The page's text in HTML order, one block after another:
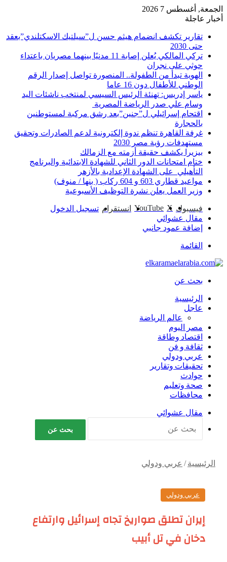
الجمعة, أغسطس 7 2026
أخبار عاجلة
تقارير تكشف انضمام هيثم حسن ل”سيلتيك الاسكتلندي”بعقد
حتى 2030
تركي المالكي يُعلن إصابة 11 مدنيًا بينهما مصريان باعتداء
حوثي على نجران
الهوية تبدأ من الطفولة.. المنصورة تواصل إصدار الرقم
الوطني للأطفال دون 16 عاما
ياسر إدريس: تهنئة الرئيس السيسي لمنتخب ناشئات اليد
وسام علي صدر الرياضة المصرية
اقتحام إسرائيلي ل”جنين”بعد رشق مركبة لمستوطنين
بالحجارة
غرفة القاهرة تنظم ندوة إلكترونية لدعم الصادرات وتحقيق
مستهدفات رؤية مصر 2030
بيزيرا يكشف حقيقة أزمته مع الزمالك
ختام امتحانات الدور الثاني للشهادة الابتدائية والبرنامج
التأهيلي على الشهادة الإعدادية بالأزهر
مواعيد قطاري 603 و 604 ركاب ( بنها / منوف)
وزير العمل يعلن نشرة التوظيف الأسبوعية
فيسبوك ‫X
‫YouTube انستقرام تسجيل الدخول
مقال عشوائي
إضافة عمود جانبي
القائمة
بحث عن
الرئيسية
عاجل
عالم الرياضة
مصر اليوم
اقتصاد وطاقة
ثقافة و فن
عربي ودولي
تحقيقات وتقارير
حوادث
صحة وتعليم
محافظات
مقال عشوائي
بحث عن
الرئيسية / عربي ودولي
عربي ودولي
إيران تطلق صواريخ تجاه إسرائيل وارتفاع
دخان في تل أبيب